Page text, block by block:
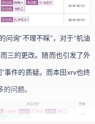
问询“不理不睬”，对于“机油
三的更改。随而也引发了外
事件的质疑。而本田xrv也终
问题。